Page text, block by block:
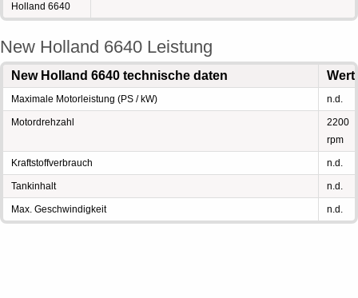
Holland 6640
New Holland 6640 Leistung
New Holland 6640 technische daten Wert
Maximale Motorleistung (PS / kW) n.d.
Motordrehzahl
2200
rpm
Kraftstoffverbrauch n.d.
Tankinhalt n.d.
Max. Geschwindigkeit n.d.